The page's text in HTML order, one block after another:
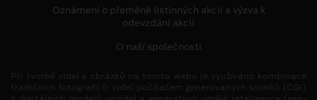
Oznámení o přeměně listinných akcií a výzva k
odevzdání akcií
O naší společnosti